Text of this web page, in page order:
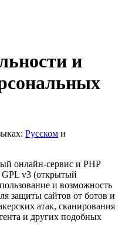
и
Русском и
онлайн-сервис и PHP
v3 (открытый
и возможность
защиты сайтов от ботов и
атак, сканирования
и других подобных